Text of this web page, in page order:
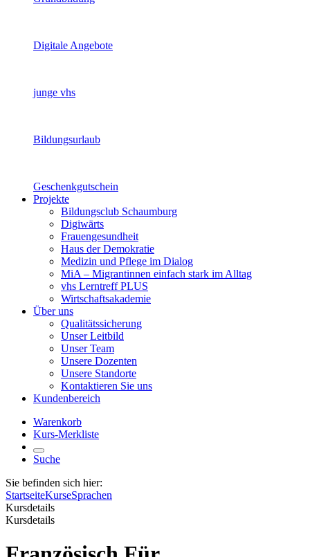
Digitale Angebote
junge vhs
Bildungsurlaub
Geschenkgutschein
Projekte
Bildungsclub Schaumburg
Digiwärts
Frauengesundheit
Haus der Demokratie
Medizin und Pflege im Dialog
MiA – Migrantinnen einfach stark im Alltag
vhs Lerntreff PLUS
Wirtschaftsakademie
Über uns
Qualitätssicherung
Unser Leitbild
Unser Team
Unsere Dozenten
Unsere Standorte
Kontaktieren Sie uns
Kundenbereich
Warenkorb
Kurs-Merkliste
Suche
Sie befinden sich hier:
StartseiteKurseSprachen
Kursdetails
Kursdetails